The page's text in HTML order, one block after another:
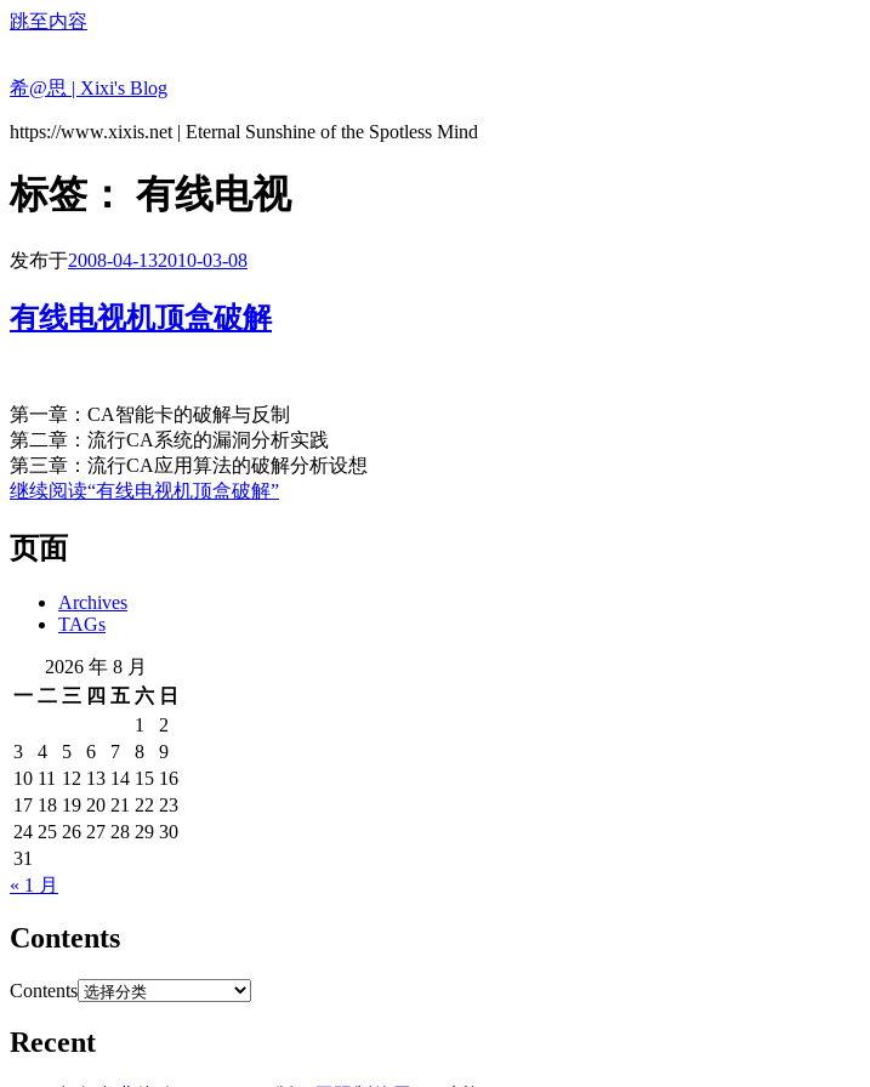
跳至内容
希@思 | Xixi's Blog
https://www.xixis.net | Eternal Sunshine of the Spotless Mind
标签： 有线电视
发布于2008-04-132010-03-08
有线电视机顶盒破解
第一章：CA智能卡的破解与反制
第二章：流行CA系统的漏洞分析实践
第三章：流行CA应用算法的破解分析设想
继续阅读“有线电视机顶盒破解”
页面
Archives
TAGs
2026 年 8 月
一 二 三 四 五 六 日
1
2
3
4 5 6 7 8
9
10 11 12 13 14 15 16
17 18 19 20 21 22 23
24 25 26 27 28 29 30
31
« 1 月
Contents
Contents
Recent